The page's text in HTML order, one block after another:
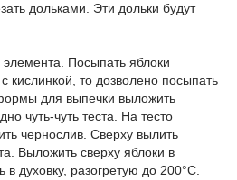
дольками. Эти дольки будут
Посыпать яблоки
кислинкой, то дозволено посыпать
для выпечки выложить
чуть-чуть теста. На тесто
чернослив. Сверху вылить
Выложить сверху яблоки в
духовку, разогретую до 200°С.